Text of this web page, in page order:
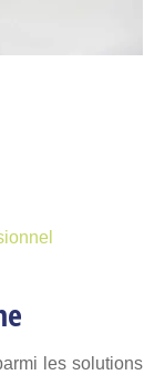
les solutions